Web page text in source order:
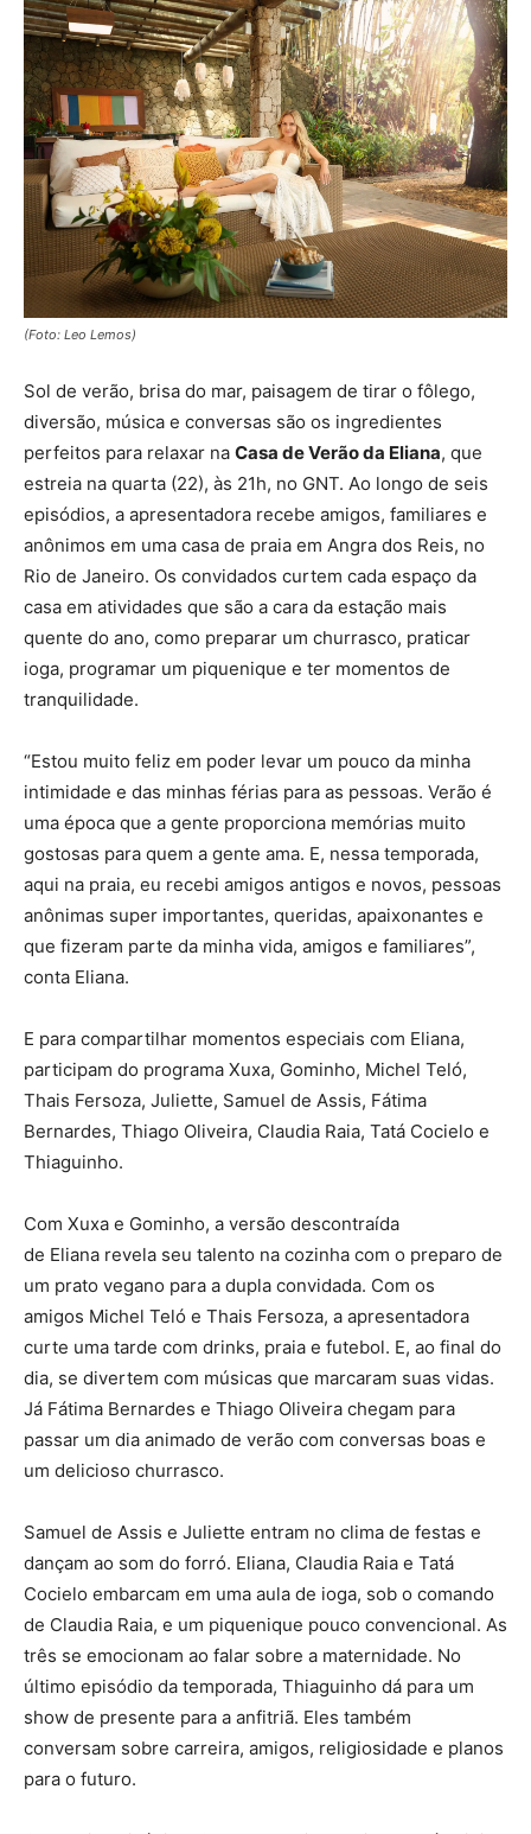
(Foto: Leo Lemos)
Sol de verão, brisa do mar, paisagem de tirar o fôlego,
diversão, música e conversas são os ingredientes
perfeitos para relaxar na Casa de Verão da Eliana, que
estreia na quarta (22), às 21h, no GNT. Ao longo de seis
episódios, a apresentadora recebe amigos, familiares e
anônimos em uma casa de praia em Angra dos Reis, no
Rio de Janeiro. Os convidados curtem cada espaço da
casa em atividades que são a cara da estação mais
quente do ano, como preparar um churrasco, praticar
ioga, programar um piquenique e ter momentos de
tranquilidade.
“Estou muito feliz em poder levar um pouco da minha
intimidade e das minhas férias para as pessoas. Verão é
uma época que a gente proporciona memórias muito
gostosas para quem a gente ama. E, nessa temporada,
aqui na praia, eu recebi amigos antigos e novos, pessoas
anônimas super importantes, queridas, apaixonantes e
que fizeram parte da minha vida, amigos e familiares”,
conta Eliana.
E para compartilhar momentos especiais com Eliana,
participam do programa Xuxa, Gominho, Michel Teló,
Thais Fersoza, Juliette, Samuel de Assis, Fátima
Bernardes, Thiago Oliveira, Claudia Raia, Tatá Cocielo e
Thiaguinho.
Com Xuxa e Gominho, a versão descontraída
de Eliana revela seu talento na cozinha com o preparo de
um prato vegano para a dupla convidada. Com os
amigos Michel Teló e Thais Fersoza, a apresentadora
curte uma tarde com drinks, praia e futebol. E, ao final do
dia, se divertem com músicas que marcaram suas vidas.
Já Fátima Bernardes e Thiago Oliveira chegam para
passar um dia animado de verão com conversas boas e
um delicioso churrasco.
Samuel de Assis e Juliette entram no clima de festas e
dançam ao som do forró. Eliana, Claudia Raia e Tatá
Cocielo embarcam em uma aula de ioga, sob o comando
de Claudia Raia, e um piquenique pouco convencional. As
três se emocionam ao falar sobre a maternidade. No
último episódio da temporada, Thiaguinho dá para um
show de presente para a anfitriã. Eles também
conversam sobre carreira, amigos, religiosidade e planos
para o futuro.